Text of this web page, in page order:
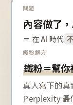
問題
內容做了
＝ 在 AI 時代
鐵粉解方
鐵粉＝幫
真人寫下的
Perplexity 最